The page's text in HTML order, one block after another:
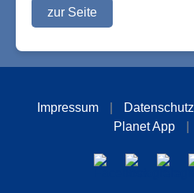
zur Seite
Impressum Datenschutz
Planet App